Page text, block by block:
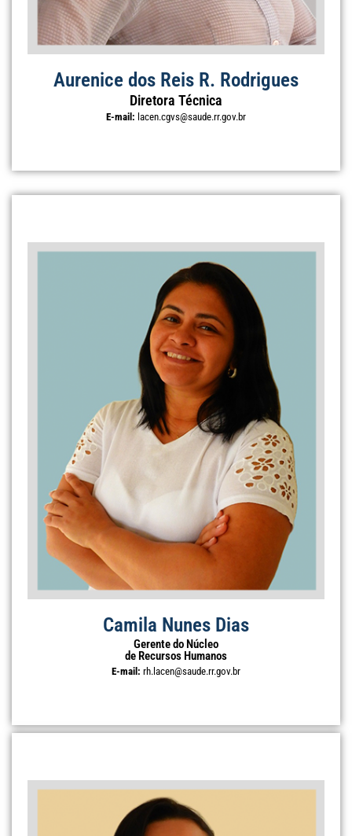
Aurenice dos Reis R. Rodrigues
Diretora Técnica
E-mail: lacen.cgvs@saude.rr.gov.br
Camila Nunes Dias
Gerente do Núcleo
de Recursos Humanos
E-mail: rh.lacen@saude.rr.gov.br